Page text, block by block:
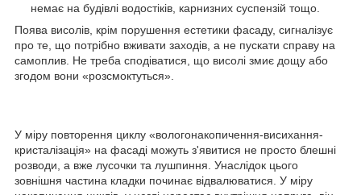
немає на будівлі водостіків, карнизних суспензій тощо.
Поява висолів, крім порушення естетики фасаду, сигналізує
про те, що потрібно вживати заходів, а не пускати справу на
самоплив. Не треба сподіватися, що висолі змиє дощу або
згодом вони «розсмоктуться».
У міру повторення циклу «вологонакопичення-висихання-
кристалізація» на фасаді можуть з'явитися не просто блешні
розводи, а вже лусочки та лушпиння. Унаслідок цього
зовнішня частина кладки починає відвалюватися. У міру